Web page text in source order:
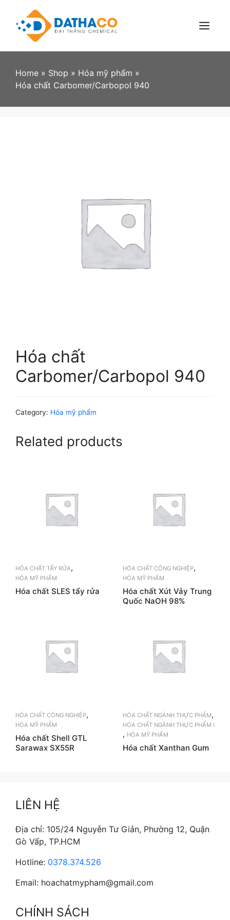
content
Menu
Home » Shop » Hóa mỹ phẩm »
Hóa chất Carbomer/Carbopol 940
Hóa chất
Carbomer/Carbopol 940
Category: Hóa mỹ phẩm
Related products
HÓA CHẤT TẨY RỬA,
HÓA MỸ PHẨM
Hóa chất SLES tẩy rửa
HÓA CHẤT CÔNG NGHIỆP,
HÓA MỸ PHẨM
Hóa chất Xút Vảy Trung
Quốc NaOH 98%
HÓA CHẤT CÔNG NGHIỆP,
HÓA MỸ PHẨM
Hóa chất Shell GTL
Sarawax SX55R
HÓA CHẤT NGÀNH THỰC PHẨM,
HÓA CHẤT NGÀNH THỰC PHẨM
, HÓA MỸ PHẨM
Hóa chất Xanthan Gum
LIÊN HỆ
Địa chỉ: 105/24 Nguyễn Tư Giản, Phường 12, Quận
Gò Vấp, TP.HCM
Hotline: 0378.374.526
Email: hoachatmypham@gmail.com
CHÍNH SÁCH